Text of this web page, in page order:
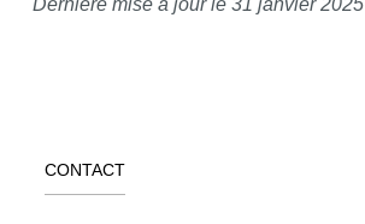
Dernière mise à jour le 31 janvier 2025
CONTACT